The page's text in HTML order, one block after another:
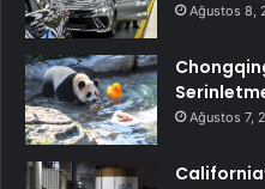
Ağustos 8,
Ağustos 7,